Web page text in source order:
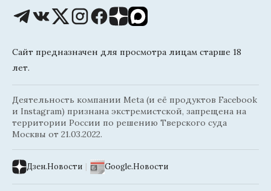
Сайт предназначен для просмотра лицам старше 18
лет.
Деятельность компании Meta (и её продуктов Facebook
и Instagram) признана экстремистской, запрещена на
территории России по решению Тверского суда
Москвы от 21.03.2022.
Дзен.Новости | Google.Новости